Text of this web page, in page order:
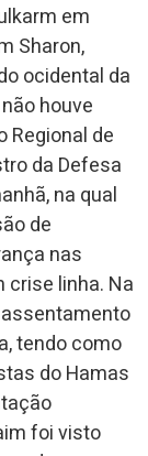
em
Sharon,
ocidental da
houve
Regional de
da Defesa
na qual
de
nas
crise linha. Na
tendo como
do Hamas
foi visto